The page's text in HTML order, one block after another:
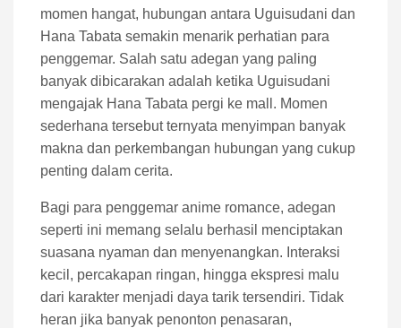
momen hangat, hubungan antara Uguisudani dan
Hana Tabata semakin menarik perhatian para
penggemar. Salah satu adegan yang paling
banyak dibicarakan adalah ketika Uguisudani
mengajak Hana Tabata pergi ke mall. Momen
sederhana tersebut ternyata menyimpan banyak
makna dan perkembangan hubungan yang cukup
penting dalam cerita.
Bagi para penggemar anime romance, adegan
seperti ini memang selalu berhasil menciptakan
suasana nyaman dan menyenangkan. Interaksi
kecil, percakapan ringan, hingga ekspresi malu
dari karakter menjadi daya tarik tersendiri. Tidak
heran jika banyak penonton penasaran,